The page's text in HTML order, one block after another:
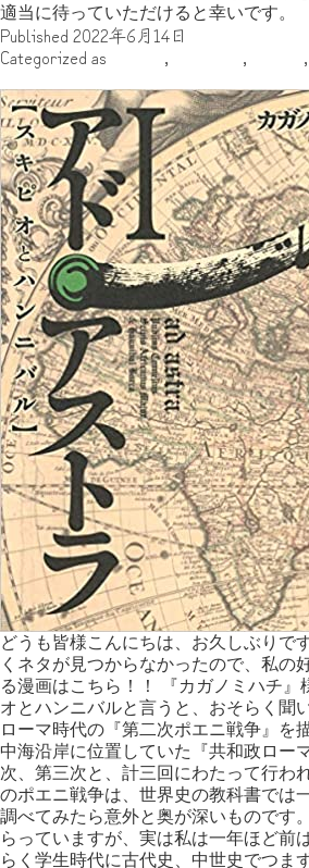
適当に待っていただけると幸いです。
Published 2022年6月14日
Categorized as
, , ,
どうも皆様こんにちは、お久しぶりで
くネタが見つからなかったので、私の
る漫画はこちら！！ 『カガノミハチ
オとハンニバルと言うと、おそらく聞
ローマ時代の『第二次ポエニ戦争』を
中海沿岸に位置していた『共和政ロー
次、第三次と、計三回にわたって行わ
のポエニ戦争は、世界史の教科書では
調べてみたら意外と奥が深いものです
らっていますが、実は私は一年ほど前
らく学生時代に古代史、中世史でつま